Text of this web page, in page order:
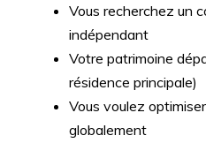
Vous recherchez un
indépendant
Votre patrimoine
résidence principale)
Vous voulez
globalement